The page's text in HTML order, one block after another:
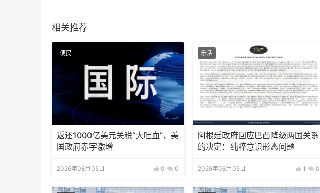
相关推荐
便民
返还1000亿美元关税“大吐血”，美
国政府赤字激增
2026年08月05日 0 0
乐活
阿根廷政府回应巴西降级两国关系
的决定：纯粹意识形态问题
2026年08月05日 1 0